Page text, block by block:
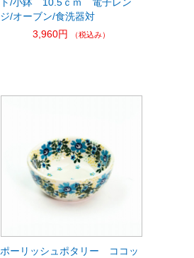
ジ/オーブン/食洗器対
3,960円
（税込み）
ポーリッシュポタリー ココッ